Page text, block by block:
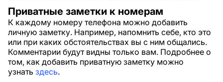
Приватные заметки к номерам
К каждому номеру телефона можно добавить
личную заметку. Например, напомнить себе, кто это
или при каких обстоятельствах вы с ним общались.
Комментарии будут видны только вам. Подробнее о
том, как добавить приватную заметку можно
узнать здесь.